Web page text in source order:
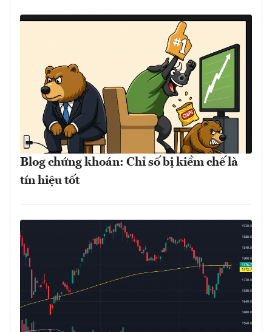
Blog chứng khoán: Chỉ số bị kiềm chế là
tín hiệu tốt